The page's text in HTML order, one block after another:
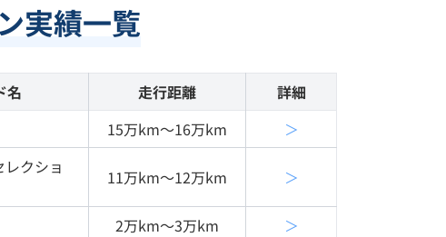
実績一覧
名 走行距離
詳細
15万km〜16万km ＞
クショ
11万km〜12万km ＞
2万km〜3万km
＞